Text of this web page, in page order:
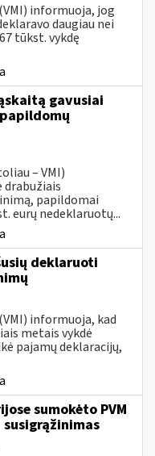
informuoja, jog
daugiau nei
tūkst. vykdę
gavusiai
– VMI)
papildomai
eurų nedeklaruotų...
deklaruoti
informuoja, kad
metais vykdė
pajamų deklaracijų,
sumokėto PVM